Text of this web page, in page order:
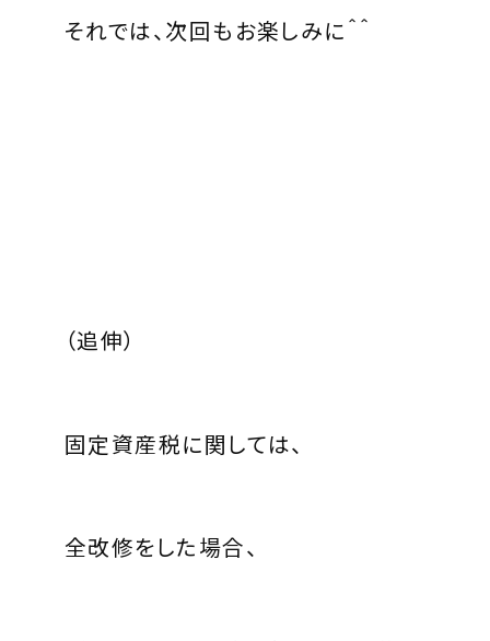
それでは、次回もお楽しみに＾＾
（追伸）
固定資産税に関しては、
全改修をした場合、